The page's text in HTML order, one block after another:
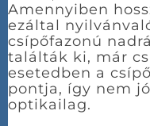
Amennyiben
ezáltal
csípőfazonú
találták ki, már
esetedben a
pontja, így nem
optikailag.